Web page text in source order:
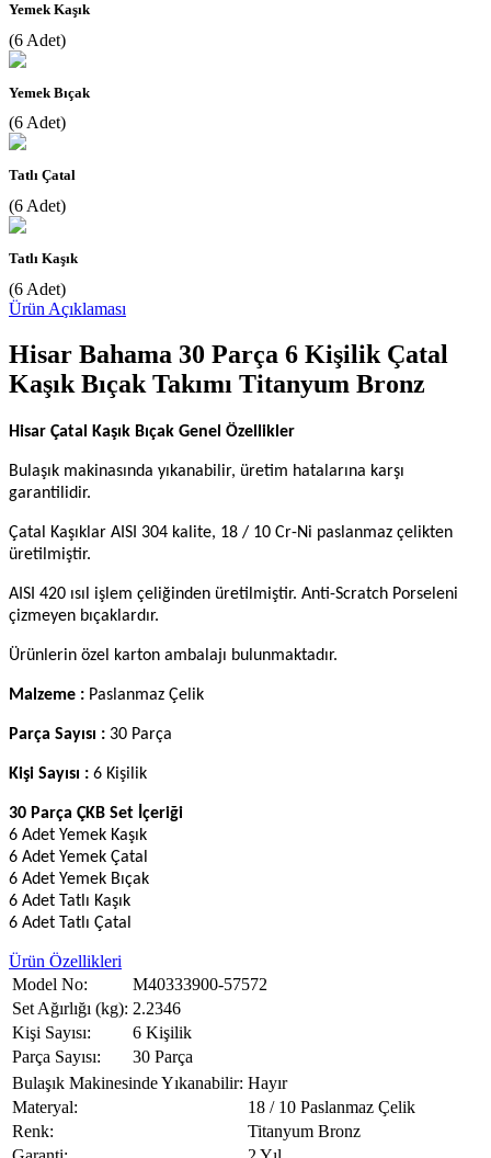
Yemek Kaşık
(6 Adet)
Yemek Bıçak
(6 Adet)
Tatlı Çatal
(6 Adet)
Tatlı Kaşık
(6 Adet)
Ürün Açıklaması
Hisar Bahama 30 Parça 6 Kişilik Çatal
Kaşık Bıçak Takımı Titanyum Bronz
Hisar Çatal Kaşık Bıçak Genel Özellikler
Bulaşık makinasında yıkanabilir, üretim hatalarına karşı
garantilidir.
Çatal Kaşıklar AISI 304 kalite, 18 / 10 Cr-Ni paslanmaz çelikten
üretilmiştir.
AISI 420 ısıl işlem çeliğinden üretilmiştir. Anti-Scratch Porseleni
çizmeyen bıçaklardır.
Ürünlerin özel karton ambalajı bulunmaktadır.
Malzeme : Paslanmaz Çelik
Parça Sayısı : 30 Parça
Kişi Sayısı : 6 Kişilik
30 Parça ÇKB Set İçeriği
6 Adet Yemek Kaşık
6 Adet Yemek Çatal
6 Adet Yemek Bıçak
6 Adet Tatlı Kaşık
6 Adet Tatlı Çatal
Ürün Özellikleri
Model No:
M40333900-57572
Set Ağırlığı (kg): 2.2346
Kişi Sayısı:
6 Kişilik
Parça Sayısı:
30 Parça
Bulaşık Makinesinde Yıkanabilir: Hayır
Materyal:
18 / 10 Paslanmaz Çelik
Renk:
Titanyum Bronz